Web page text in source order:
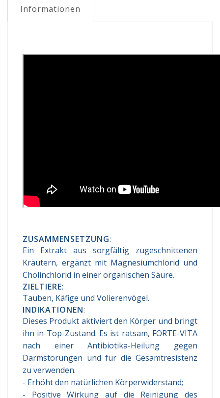
Informationen
ZUSAMMENSETZUNG:
Ein Extrakt aus sorgfältig zugeschnittenen
Kräutern, ergänzt mit Magnesiumchlorid und
Cholinchlorid in einer organischen Säure.
ZIELTIERE:
Tauben, Käfige und Volierenvögel.
INDIKATIONEN:
Dieses Produkt aktiviert den Körper und bringt
ihn in Top-Zustand. Es ist ratsam, FORTE-VITA
nach einer Antibiotika-Heilung gegen
Darmstörungen und für die Gesamtresistenz
zu verwenden.
- Erhöht den natürlichen Körperwiderstand;
- Positive Wirkung auf die Reinigung des